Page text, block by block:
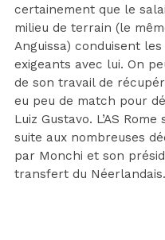
certainement que le
milieu de terrain (le
Anguissa) conduisent
exigeants avec lui. On
de son travail de
eu peu de match pour
Luiz Gustavo. L’AS
suite aux nombreuses
par Monchi et son
transfert du Néerlandais.